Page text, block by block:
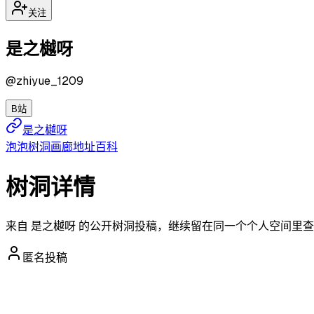
关注
是之樾呀
@zhiyue_1209
B站
是之樾呀
泡泡树洞画廊地址百科
树洞详情
来自 是之樾呀 的公开树洞投稿，继续留在同一个个人空间里查
匿名投稿